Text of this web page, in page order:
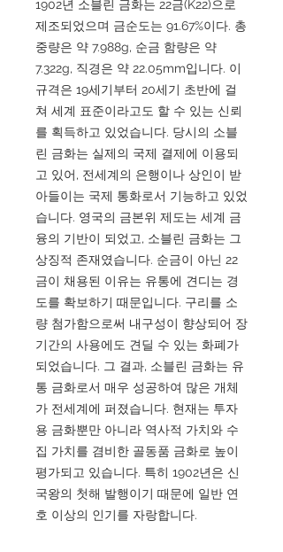
1902년 소블린 금화는 22금(K22)으로
제조되었으며 금순도는 91.67%이다. 총
중량은 약 7.988g, 순금 함량은 약
7.322g, 직경은 약 22.05mm입니다. 이
규격은 19세기부터 20세기 초반에 걸
쳐 세계 표준이라고도 할 수 있는 신뢰
를 획득하고 있었습니다. 당시의 소블
린 금화는 실제의 국제 결제에 이용되
고 있어, 전세계의 은행이나 상인이 받
아들이는 국제 통화로서 기능하고 있었
습니다. 영국의 금본위 제도는 세계 금
융의 기반이 되었고, 소블린 금화는 그
상징적 존재였습니다. 순금이 아닌 22
금이 채용된 이유는 유통에 견디는 경
도를 확보하기 때문입니다. 구리를 소
량 첨가함으로써 내구성이 향상되어 장
기간의 사용에도 견딜 수 있는 화폐가
되었습니다. 그 결과, 소블린 금화는 유
통 금화로서 매우 성공하여 많은 개체
가 전세계에 퍼졌습니다. 현재는 투자
용 금화뿐만 아니라 역사적 가치와 수
집 가치를 겸비한 골동품 금화로 높이
평가되고 있습니다. 특히 1902년은 신
국왕의 첫해 발행이기 때문에 일반 연
호 이상의 인기를 자랑합니다.